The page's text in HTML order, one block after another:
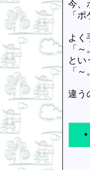
今、
「
よく
「
とい
「
違う